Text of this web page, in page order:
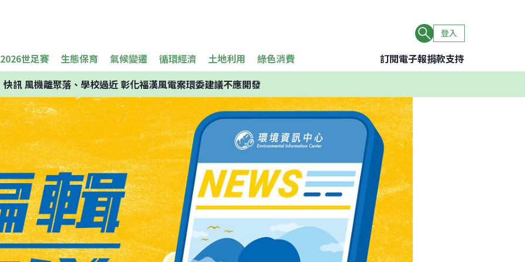
登入
2026世足賽 生態保育 氣候變遷 循環經濟 土地利用 綠色消費 訂閱電子報捐款支持
快訊風機離聚落、學校過近 彰化福漢風電案環委建議不應開發